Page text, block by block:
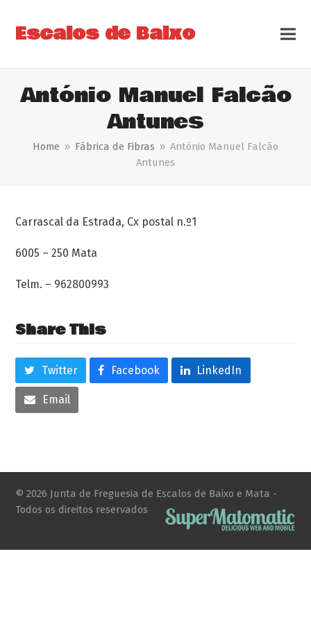
Escalos de Baixo
António Manuel Falcão
Antunes
Home » Fábrica de Fibras » António Manuel Falcão
Antunes
Carrascal da Estrada, Cx postal n.º1
6005 – 250 Mata
Telm. – 962800993
Share This
Twitter Facebook LinkedIn
Email
© 2026 Junta de Freguesia de Escalos de Baixo e Mata -
Todos os direitos reservados